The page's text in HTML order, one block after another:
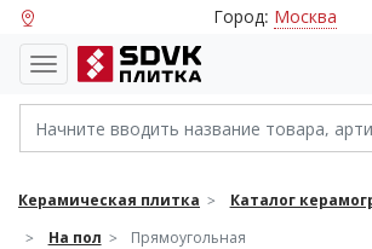
Город: Москва
Керамическая плитка
Каталог
На пол
Прямоугольная